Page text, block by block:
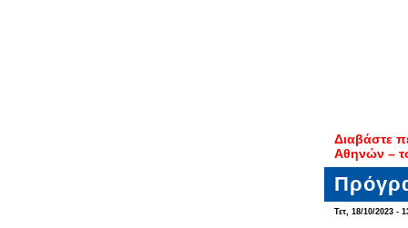
Διαβάστε
Αθηνών –
Τετ, 18/10/2023 -